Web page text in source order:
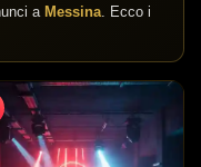
a Messina . Ecco i